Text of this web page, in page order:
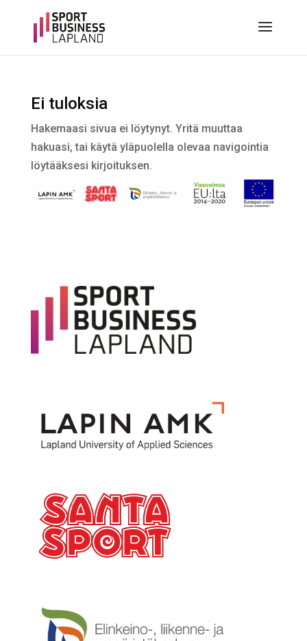
Ei tuloksia
Hakemaasi sivua ei löytynyt. Yritä muuttaa
hakuasi, tai käytä yläpuolella olevaa navigointia
löytääksesi kirjoituksen.